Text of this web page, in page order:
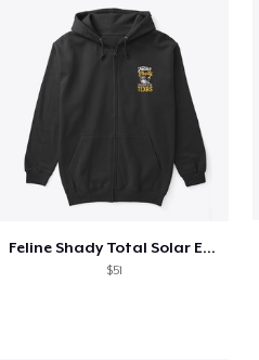
Feline Shady Total Solar Eclipse Texas
$51